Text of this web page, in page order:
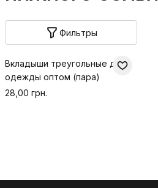
Фильтры
Вкладыши треугольные для
одежды оптом (пара)
28,00 грн.